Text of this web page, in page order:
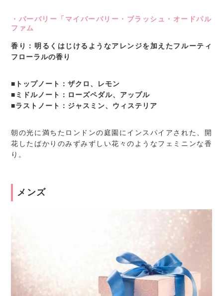
・バーバリー「マイバーバリー・ブラッシュ・オードパル
ファム
香り：明るくはじけるようなアレンジを加えたフルーティ
フローラルの香り
■トップノート：ザクロ、レモン
■ミドルノート：ローズペダル、アップル
■ラストノート：ジャスミン、ウィステリア
朝の光に満ちたロンドンの庭園にインスパイアされた、開
花したばかりのみずみずしい花々のようなフェミニンな香
り。
メンズ